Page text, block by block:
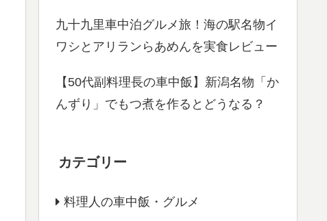
九十九里車中泊グルメ旅！海の駅名物イ
ワシとアリランらあめんを実食レビュー
【50代副料理長の車中飯】新潟名物「か
んずり」でもつ煮を作るとどうなる？
カテゴリー
料理人の車中飯・グルメ